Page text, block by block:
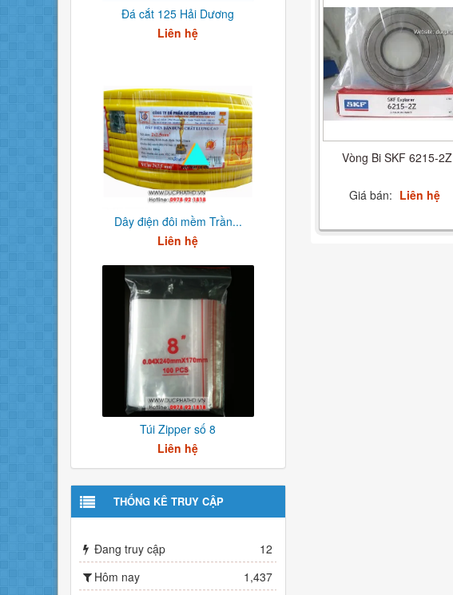
Vòng Bi SKF 6215-2Z
Giá bán: Liên hệ
Đá cắt 125 Hải Dương
Liên hệ
Dây điện đôi mềm Trần...
Liên hệ
Túi Zipper số 8
Liên hệ
THỐNG KÊ TRUY CẬP
Đang truy cập
12
Hôm nay
1,437